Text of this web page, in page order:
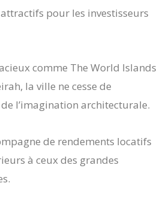
pour les investisseurs
comme The World Islands
la ville ne cesse de
l’imagination architecturale.
de rendements locatifs
à ceux des grandes